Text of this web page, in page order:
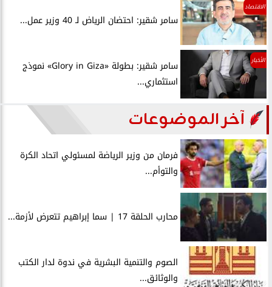
الاقتصاد
سامر شقير: احتضان الرياض لـ 40 وزير عمل...
الأخبار
سامر شقير: بطولة «Glory in Giza» نموذج
استثماري...
آخر الموضوعات
فرمان من وزير الرياضة لمسئولي اتحاد الكرة
والتوأم...
محارب الحلقة 17 | سما إبراهيم تتعرض لأزمة...
الصوم والتنمية البشرية في ندوة لدار الكتب
والوثائق...